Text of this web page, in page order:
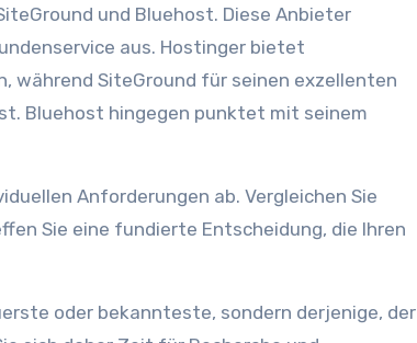
und Bluehost. Diese Anbieter
aus. Hostinger bietet
während SiteGround für seinen exzellenten
Bluehost hingegen punktet mit seinem
Anforderungen ab. Vergleichen Sie
Sie eine fundierte Entscheidung, die Ihren
oder bekannteste, sondern derjenige, der